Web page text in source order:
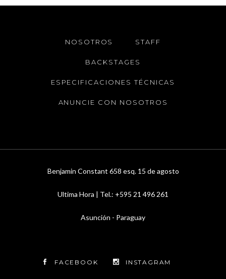
NOSOTROS STAFF
BACKSTAGES
ESPECIFICACIONES TÉCNICAS
ANUNCIE CON NOSOTROS
Benjamin Constant 658 esq. 15 de agosto
Ultima Hora | Tel.: +595 21 496 261
Asunción - Paraguay
FACEBOOK INSTAGRAM